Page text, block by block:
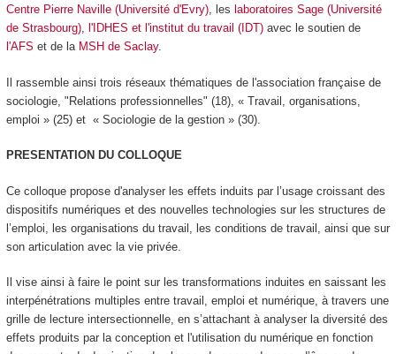
Centre Pierre Naville (Université d'Evry), les laboratoires Sage (Université
de Strasbourg), l'IDHES et l'institut du travail (IDT) avec le soutien de
l'AFS et de la MSH de Saclay.
Il rassemble ainsi trois réseaux thématiques de l'association française de
sociologie, "Relations professionnelles" (18), « Travail, organisations,
emploi » (25) et « Sociologie de la gestion » (30).
PRESENTATION DU COLLOQUE
Ce colloque propose d'analyser les effets induits par l’usage croissant des
dispositifs numériques et des nouvelles technologies sur les structures de
l’emploi, les organisations du travail, les conditions de travail, ainsi que sur
son articulation avec la vie privée.
Il vise ainsi à faire le point sur les transformations induites en saissant les
interpénétrations multiples entre travail, emploi et numérique, à travers une
grille de lecture intersectionnelle, en s’attachant à analyser la diversité des
effets produits par la conception et l'utilisation du numérique en fonction